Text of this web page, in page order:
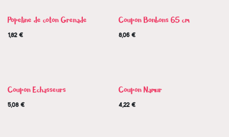
Nouveau !
Popeline de coton Grenade
1,82€
Coupon Bonbons 65 cm
8,06€
Coupon Echasseurs
5,08€
Coupon Namur
4,22€